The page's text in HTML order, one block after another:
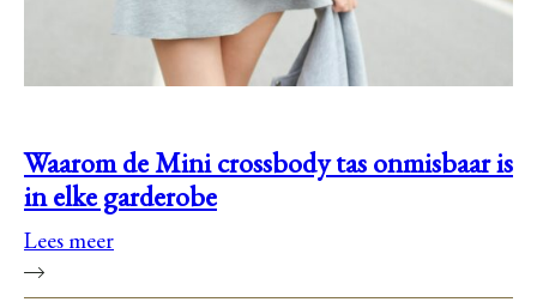
Waarom de Mini crossbody tas onmisbaar is
in elke garderobe
Lees meer